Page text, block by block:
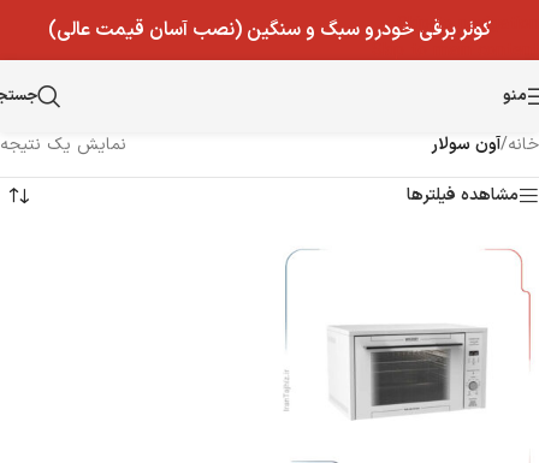
Skip to navigation
کولر برقی خودرو سبگ و سنگین (نصب آسان قیمت عالی)
منو
خانه/آون سولار
نمایش یک نتیجه
مشاهده فیلترها